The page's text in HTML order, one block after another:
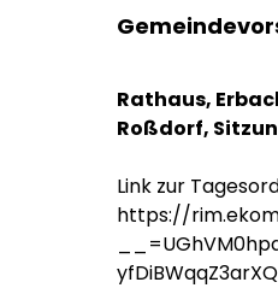
Rathaus,
Roßdorf,
Link zur
https://
yfDiBWqqZ3arXQ